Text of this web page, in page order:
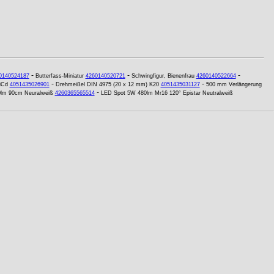
- Butterfass-Miniatur 4260140520721- Schwingfigur, Bienenfrau 4260140522664-
4051435026901- Drehmeißel DIN 4975 (20 x 12 mm) K20 4051435031127- 500 mm Verlängerung
90cm Neuralweiß 4260365565514- LED Spot 5W 480lm Mr16 120° Epistar Neutralweiß